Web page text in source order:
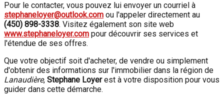
Pour le contacter, vous pouvez lui envoyer un courriel à
stephaneloyer@outlook.com ou l'appeler directement au
(450) 898-3338. Visitez également son site web
www.stephaneloyer.com pour découvrir ses services et
l'étendue de ses offres.
Que votre objectif soit d'acheter, de vendre ou simplement
d'obtenir des informations sur l'immobilier dans la région de
Lanaudière, Stephane Loyerest à votre disposition pour vous
guider dans cette démarche.